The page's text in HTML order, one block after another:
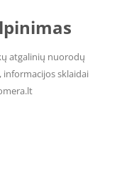
atgalinių nuorodų
sklaidai